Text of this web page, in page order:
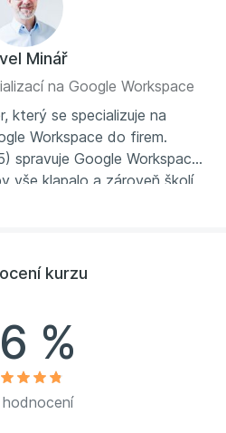
Minář
na Google Workspace
který se specializuje na
Workspace do firem.
spravuje Google Workspace
vše klapalo a zároveň školí
aby dokázali vytěžit
7492 účastníků. Více se o
kurzu
%